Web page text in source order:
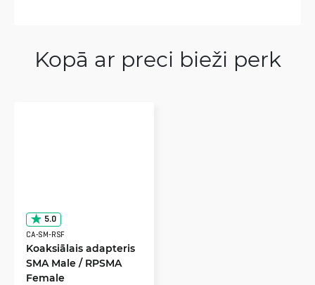
Kopā ar preci bieži perk
5.0
CA-SM-RSF
Koaksiālais adapteris
SMA Male / RPSMA
Female